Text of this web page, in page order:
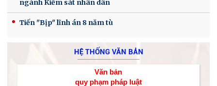
ngành Kiểm sát nhân dân
Tiến "Bịp" lĩnh án 8 năm tù
HỆ THỐNG VĂN BẢN
Văn bản
quy phạm pháp luật